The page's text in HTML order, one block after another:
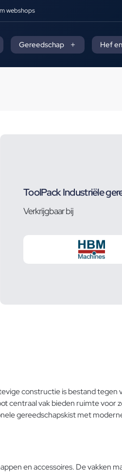
webshops
Gereedschap Hef
ToolPack Industriële
Verkrijgbaar bij
constructie is bestand
centraal vak bieden ruimte voor
gereedschapskist met
en accessoires. De vakken